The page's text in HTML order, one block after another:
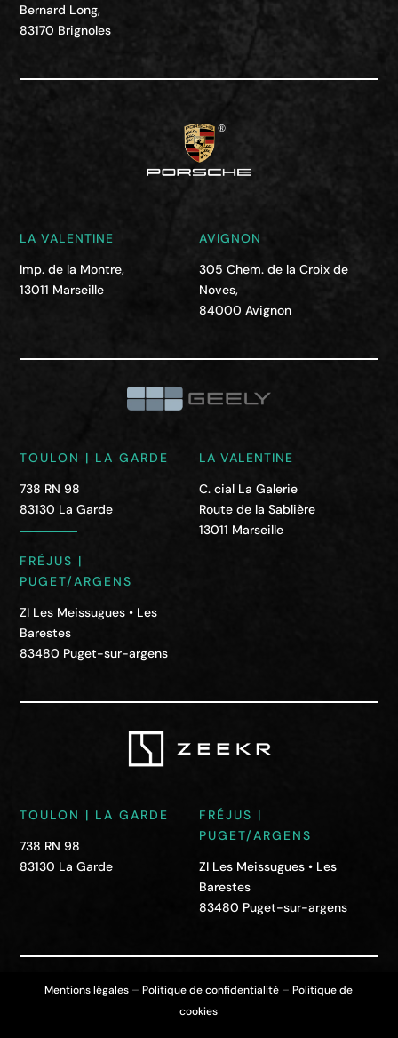
Bernard Long,
83170 Brignoles
LA VALENTINE
Imp. de la Montre,
13011 Marseille
AVIGNON
305 Chem. de la Croix de
Noves,
84000 Avignon
TOULON | LA GARDE
738 RN 98
83130 La Garde
FRÉJUS |
PUGET/ARGENS
ZI Les Meissugues • Les
Barestes
83480 Puget-sur-argens
LA VALENTINE
C. cial La Galerie
Route de la Sablière
13011 Marseille
TOULON | LA GARDE
738 RN 98
83130 La Garde
FRÉJUS |
PUGET/ARGENS
ZI Les Meissugues • Les
Barestes
83480 Puget-sur-argens
Mentions légales –Politique de confidentialité –Politique de
cookies